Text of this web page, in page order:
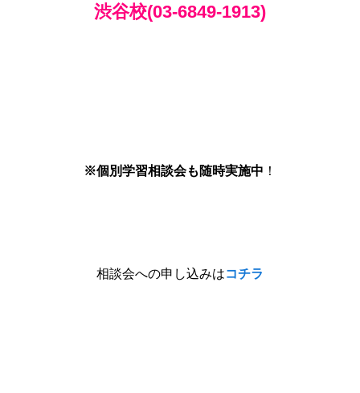
渋谷校(03-6849-1913)
※個別学習相談会も随時実施中 ！
相談会への申し込みはコチラ